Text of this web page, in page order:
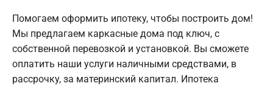
Помогаем оформить ипотеку, чтобы построить дом!
Мы предлагаем каркасные дома под ключ, с
собственной перевозкой и установкой. Вы сможете
оплатить наши услуги наличными средствами, в
рассрочку, за материнский капитал. Ипотека